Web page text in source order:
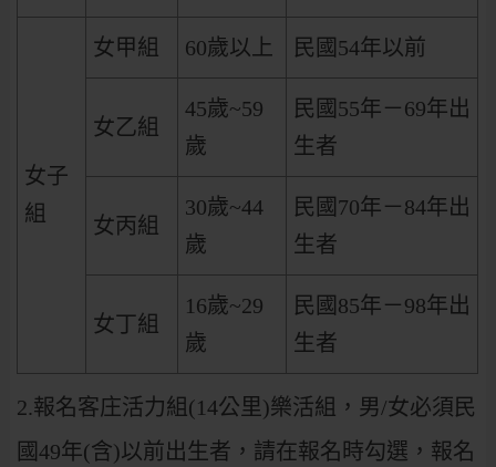
女子
組
女甲組 60歲以上 民國54年以前
女乙組
45歲~59
歲
民國55年－69年出
生者
女丙組
30歲~44
歲
民國70年－84年出
生者
女丁組
16歲~29
歲
民國85年－98年出
生者
2.報名客庄活力組(14公里)樂活組，男/女必須民
國49年(含)以前出生者，請在報名時勾選，報名